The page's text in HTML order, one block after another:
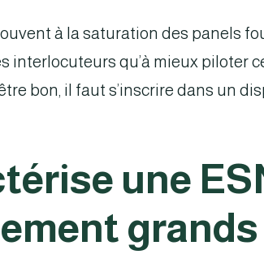
à la saturation des panels
qu’à mieux piloter
bon, il faut s’inscrire dans un
une